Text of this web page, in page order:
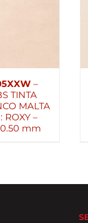
–
TINTA
MALTA
ROXY –
mm